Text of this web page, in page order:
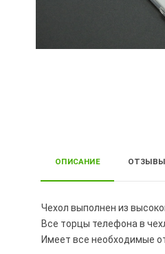
ОПИСАНИЕ ОТЗЫВЫ
Чехол выполнен из
Все торцы телефона в
Имеет все необходимые